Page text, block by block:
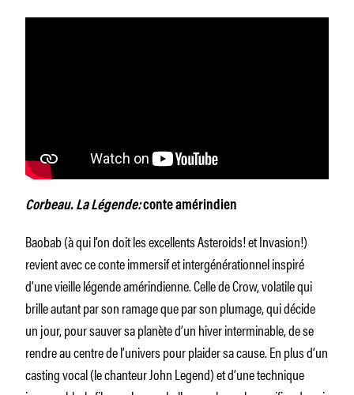
Corbeau. La Légende:conte amérindien
Baobab (à qui l’on doit les excellents Asteroids! et Invasion!)
revient avec ce conte immersif et intergénérationnel inspiré
d’une vieille légende amérindienne. Celle de Crow, volatile qui
brille autant par son ramage que par son plumage, qui décide
un jour, pour sauver sa planète d’un hiver interminable, de se
rendre au centre de l’univers pour plaider sa cause. En plus d’un
casting vocal (le chanteur John Legend) et d’une technique